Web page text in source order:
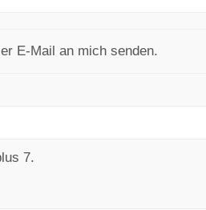
E-Mail an mich senden.
7.